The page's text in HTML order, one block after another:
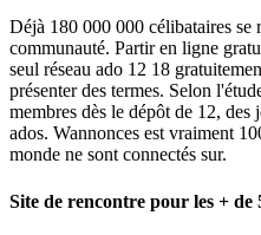
Déjà 180 000 000 célibataires se
communauté. Partir en ligne
seul réseau ado 12 18
présenter des termes. Selon
membres dès le dépôt de 12, des
ados. Wannonces est vraiment
monde ne sont connectés sur.
Site de rencontre pour les + de